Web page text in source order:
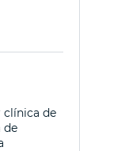
de
de